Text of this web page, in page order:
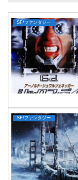
SF/ファンタジー
SF/ファンタジー